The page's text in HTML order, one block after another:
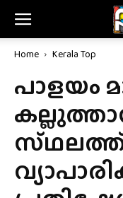
Home Kerala Top
പാളയം